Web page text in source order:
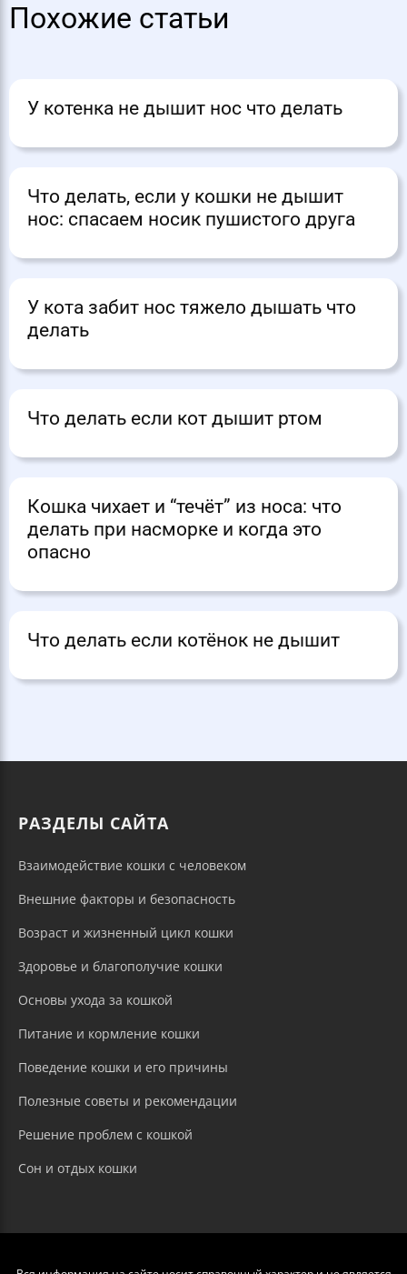
Похожие статьи
У котенка не дышит нос что делать
Что делать, если у кошки не дышит
нос: спасаем носик пушистого друга
У кота забит нос тяжело дышать что
делать
Что делать если кот дышит ртом
Кошка чихает и “течёт” из носа: что
делать при насморке и когда это
опасно
Что делать если котёнок не дышит
РАЗДЕЛЫ САЙТА
Взаимодействие кошки с человеком
Внешние факторы и безопасность
Возраст и жизненный цикл кошки
Здоровье и благополучие кошки
Основы ухода за кошкой
Питание и кормление кошки
Поведение кошки и его причины
Полезные советы и рекомендации
Решение проблем с кошкой
Сон и отдых кошки